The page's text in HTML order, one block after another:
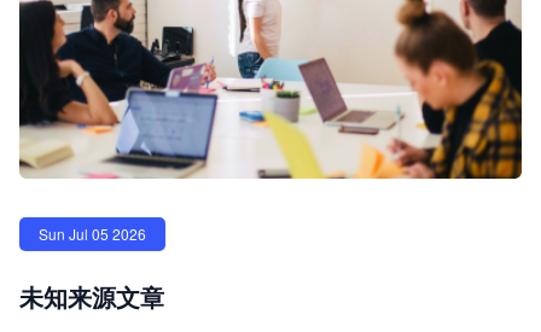
Sun Jul 05 2026
未知来源文章